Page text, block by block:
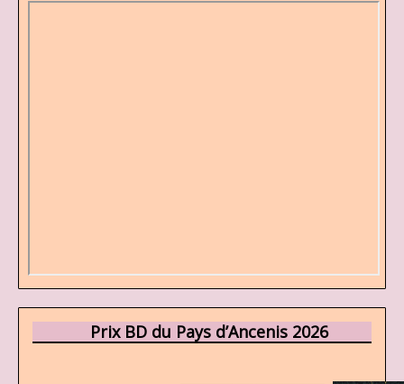
Prix BD du Pays d’Ancenis 2026